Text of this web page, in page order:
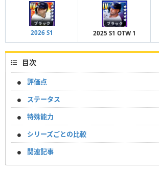
2026 S1 2025 S1 OTW 1
目次
評価点
ステータス
特殊能力
シリーズごとの比較
関連記事